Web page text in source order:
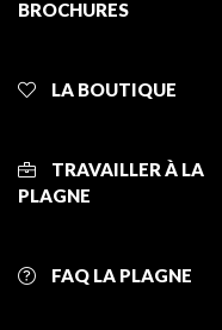
BROCHURES
LA BOUTIQUE
TRAVAILLER À LA
PLAGNE
FAQ LA PLAGNE